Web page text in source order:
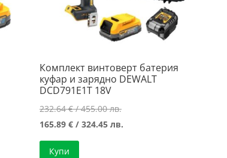
Комплект винтоверт батерия
куфар и зарядно DEWALT
DCD791E1T 18V
232.64€/ 455.00 лв.Original
price
165.89 €/ 324.45 лв.Текущата
Купи